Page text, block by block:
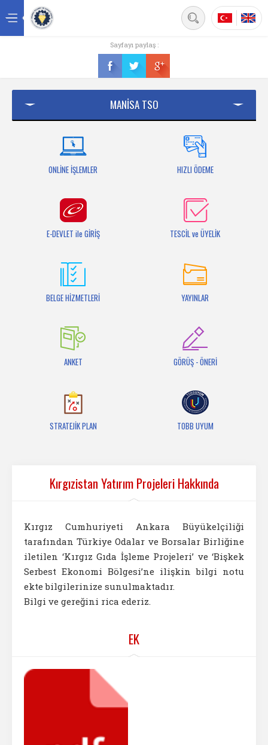
Üyelik
Bilgi Bankası
Sayfayı paylaş :
MANİSA TSO
ONLİNE İŞLEMLER HIZLI ÖDEME
E-DEVLET ile GİRİŞ TESCİL ve ÜYELİK
BELGE HİZMETLERİ YAYINLAR
ANKET GÖRÜŞ - ÖNERİ
STRATEJİK PLAN TOBB UYUM
Kırgızistan Yatırım Projeleri Hakkında
Kırgız Cumhuriyeti Ankara Büyükelçiliği
tarafından Türkiye Odalar ve Borsalar Birliğine
iletilen ‘Kırgız Gıda İşleme Projeleri’ ve ‘Bişkek
Serbest Ekonomi Bölgesi’ne ilişkin bilgi notu
ekte bilgilerinize sunulmaktadır.
Bilgi ve gereğini rica ederiz.
EK